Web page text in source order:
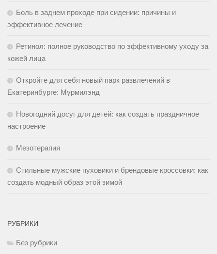
Боль в заднем проходе при сидении: причины и
эффективное лечение
Ретинол: полное руководство по эффективному уходу за
кожей лица
Откройте для себя новый парк развлечений в
Екатеринбурге: Мурмилэнд
Новогодний досуг для детей: как создать праздничное
настроение
Мезотерапия
Стильные мужские пуховики и брендовые кроссовки: как
создать модный образ этой зимой
РУБРИКИ
Без рубрики